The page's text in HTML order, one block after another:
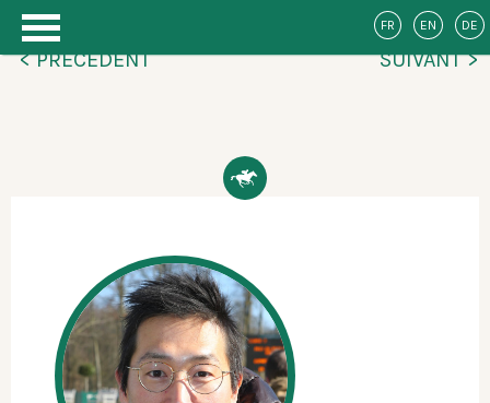
FR EN DE
< PRÉCÉDENT SUIVANT >